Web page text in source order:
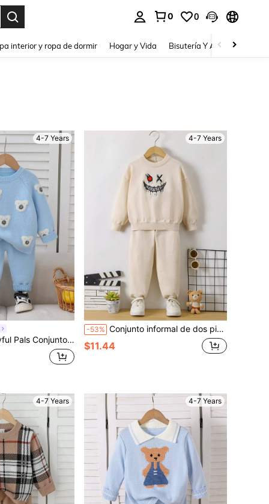
0 0
interior y ropa de dormir Hogar y Vida Bisutería Y Accesorios
4-7 Years
conjunto de punto con estampado de oso azul claro para otoño, ropa suave de 2 piezas para niños para combinar en familia
4-7 Years
-53% Conjunto informal de dos piezas para niño con suéter de punto con gráfico de dibujos animados y pantalones
$11.44
4-7 Years 4-7 Years